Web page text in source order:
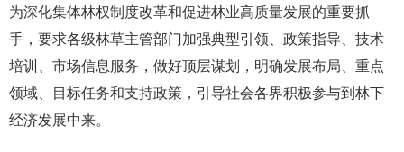
为深化集体林权制度改革和促进林业高质量发展的重要抓
手，要求各级林草主管部门加强典型引领、政策指导、技术
培训、市场信息服务，做好顶层谋划，明确发展布局、重点
领域、目标任务和支持政策，引导社会各界积极参与到林下
经济发展中来。